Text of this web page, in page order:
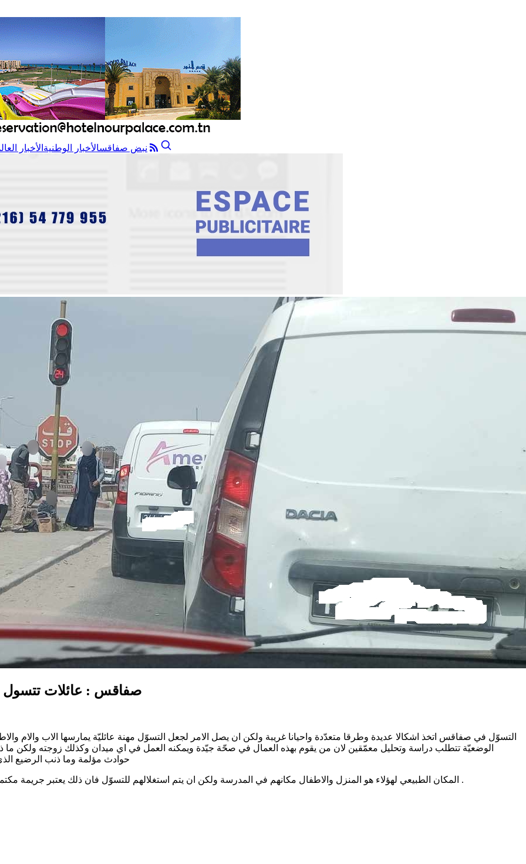
نبض صفاقسالأخبار الوطنية الأخبار
صفاقس : عائلات تتسول
التسوّل في صفاقس اتخذ اشكالا عديدة وطرقا متعدّدة واحيانا غريبة ولكن ان يصل الامر لجعل التسوّل مهنة عائليّة يمارسها الاب والام
الوضعيّة تتطلب دراسة وتحليل معمّقين لان من يقوم بهذه العمال في صحّة جيّدة ويمكنه العمل في اي ميدان وكذلك زوجته ولكن ما
حوادث مؤلمة وما ذنب الرضيع
المكان الطبيعي لهؤلاء هو المنزل والاطفال مكانهم في المدرسة ولكن ان يتم استغلالهم للتسوّل فان ذلك يعتبر جريمة مكتملة العناصر ومن واجب مندوب الطفولة ان يتدخّل ويمنع هذا الاستغلال .